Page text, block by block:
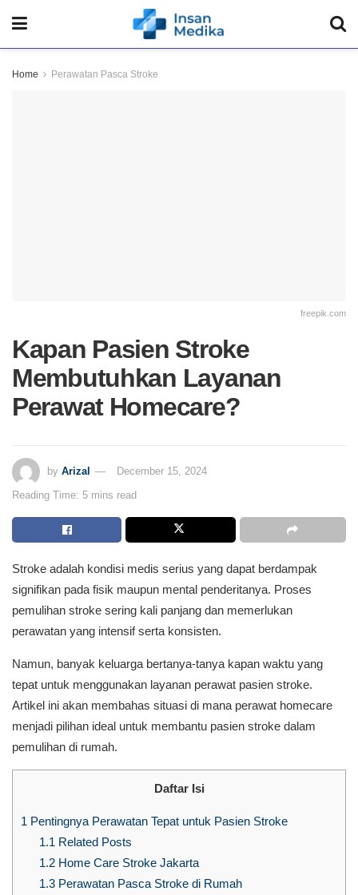
Home Perawatan Pasca Stroke
freepik.com
Kapan Pasien Stroke
Membutuhkan Layanan
Perawat Homecare?
by Arizal December 15, 2024
Reading Time: 5 mins read
Stroke adalah kondisi medis serius yang dapat berdampak
signifikan pada fisik maupun mental penderitanya. Proses
pemulihan stroke sering kali panjang dan memerlukan
perawatan yang intensif serta konsisten.
Namun, banyak keluarga bertanya-tanya kapan waktu yang
tepat untuk menggunakan layanan perawat pasien stroke.
Artikel ini akan membahas situasi di mana perawat homecare
menjadi pilihan ideal untuk membantu pasien stroke dalam
pemulihan di rumah.
Daftar Isi
1 Pentingnya Perawatan Tepat untuk Pasien Stroke
1.1Related Posts
1.2Home Care Stroke Jakarta
1.3Perawatan Pasca Stroke di Rumah